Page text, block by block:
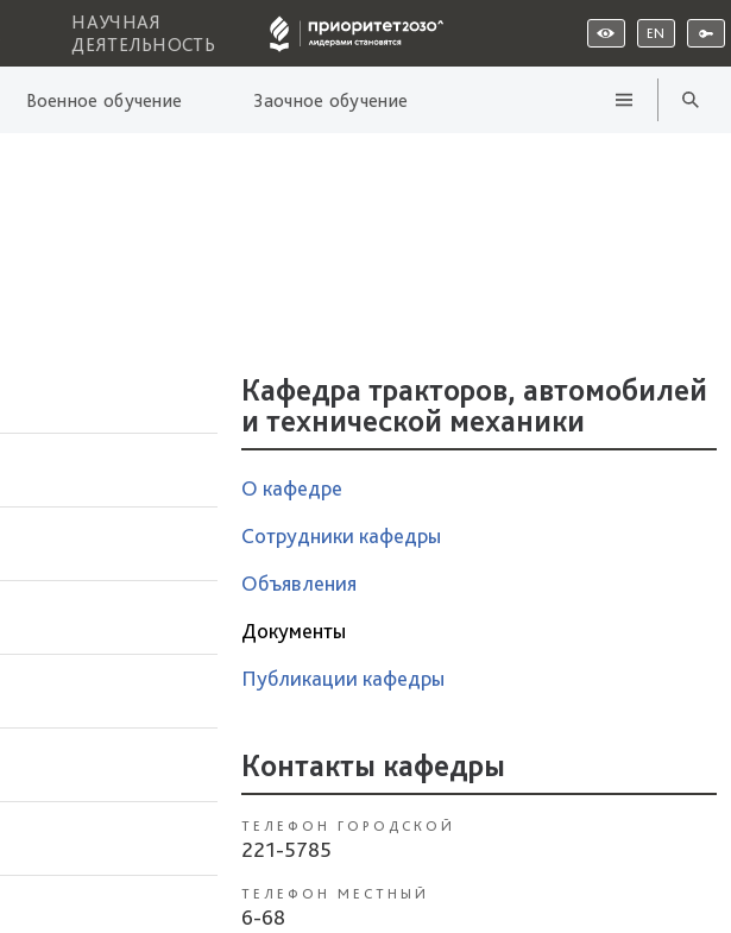
НАУЧНАЯ
ДЕЯТЕЛЬНОСТЬ
EN
Военное обучение Заочное обучение
Кафедра тракторов, автомобилей
и технической механики
О кафедре
Сотрудники кафедры
Объявления
Документы
Публикации кафедры
Контакты кафедры
ТЕЛЕФОН ГОРОДСКОЙ
221-5785
ТЕЛЕФОН МЕСТНЫЙ
6-68